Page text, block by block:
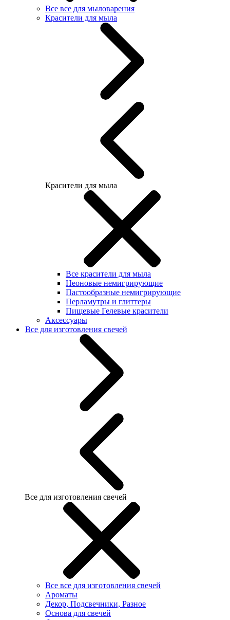
Все все для мыловарения
Красители для мыла
Красители для мыла
Все красители для мыла
Неоновые немигрирующие
Пастообразные немигрирующие
Перламутры и глиттеры
Пищевые Гелевые красители
Аксессуары
Все для изготовления свечей
Все для изготовления свечей
Все все для изготовления свечей
Ароматы
Декор, Подсвечники, Разное
Основа для свечей